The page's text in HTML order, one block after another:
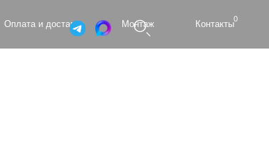
Контакты
Монтаж